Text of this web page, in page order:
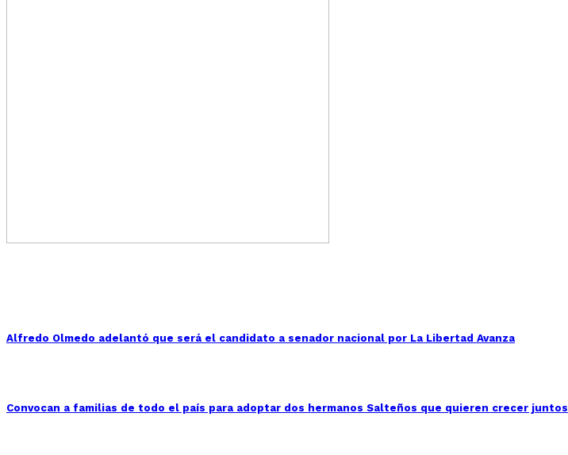
Alfredo Olmedo adelantó que será el candidato a senador nacional por La Libertad Avanza
Convocan a familias de todo el país para adoptar dos hermanos Salteños que quieren crecer juntos